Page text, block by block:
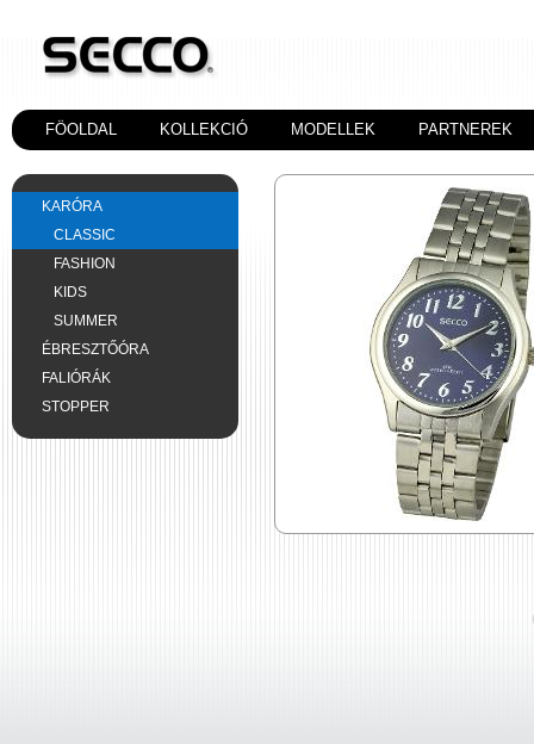
FÖOLDAL KOLLEKCIÓ MODELLEK PARTNEREK
KARÓRA
CLASSIC
FASHION
KIDS
SUMMER
ÉBRESZTŐÓRA
FALIÓRÁK
STOPPER